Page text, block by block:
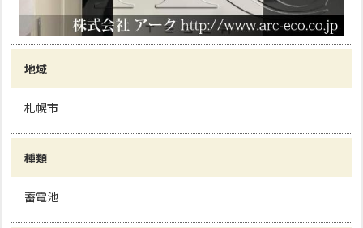
地域
札幌市
種類
蓄電池